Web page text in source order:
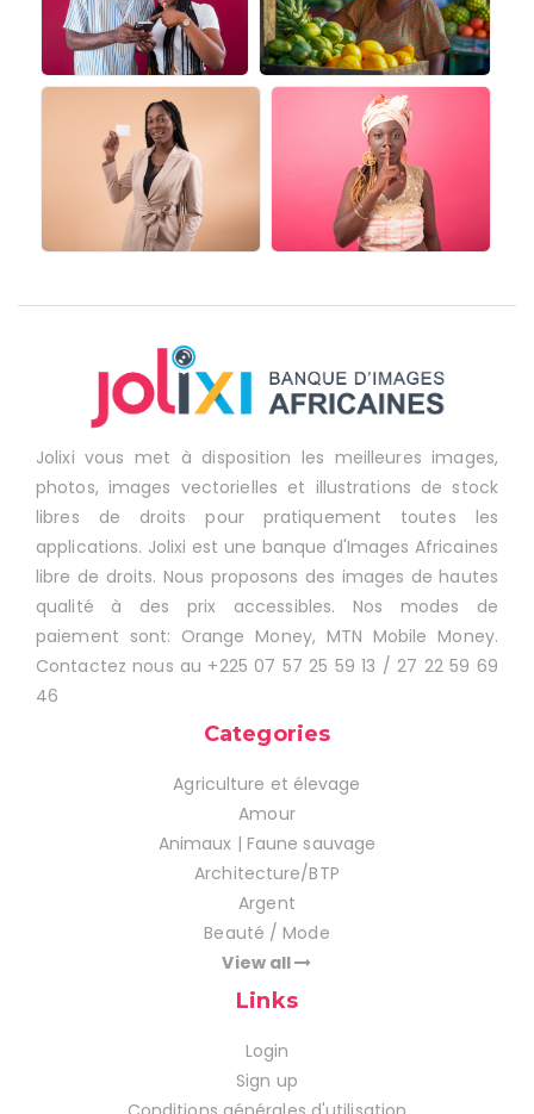
Jolixi vous met à disposition les meilleures images,
photos, images vectorielles et illustrations de stock
libres de droits pour pratiquement toutes les
applications. Jolixi est une banque d'Images Africaines
libre de droits. Nous proposons des images de hautes
qualité à des prix accessibles. Nos modes de
paiement sont: Orange Money, MTN Mobile Money.
Contactez nous au +225 07 57 25 59 13 / 27 22 59 69
46
Categories
Agriculture et élevage
Amour
Animaux | Faune sauvage
Architecture/BTP
Argent
Beauté / Mode
View all
Links
Login
Sign up